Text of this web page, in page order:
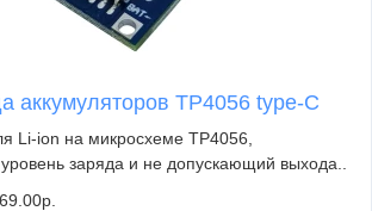
аккумуляторов TP4056 type-C
Li-ion на микросхеме TP4056,
заряда и не допускающий выхода..